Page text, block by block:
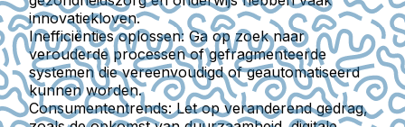
innovatiekloven.
Inefficiënties oplossen: Ga op zoek naar
verouderde processen of gefragmenteerde
systemen die vereenvoudigd of geautomatiseerd
kunnen worden.
Consumententrends:Let op veranderend gedrag,